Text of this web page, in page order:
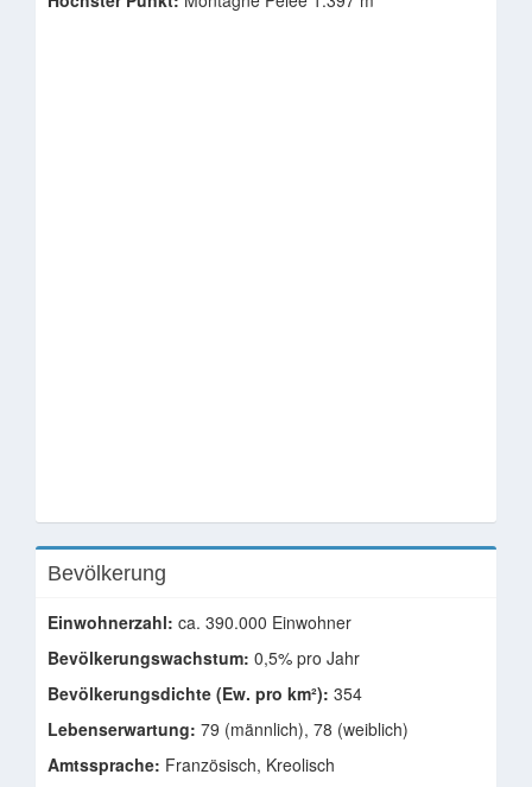
Bevölkerung
Einwohnerzahl: ca. 390.000 Einwohner
Bevölkerungswachstum: 0,5% pro Jahr
Bevölkerungsdichte (Ew. pro km²): 354
Lebenserwartung: 79 (männlich), 78 (weiblich)
Amtssprache: Französisch, Kreolisch